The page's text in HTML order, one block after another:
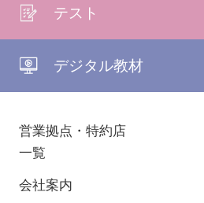
テスト
デジタル教材
営業拠点・特約店
一覧
会社案内